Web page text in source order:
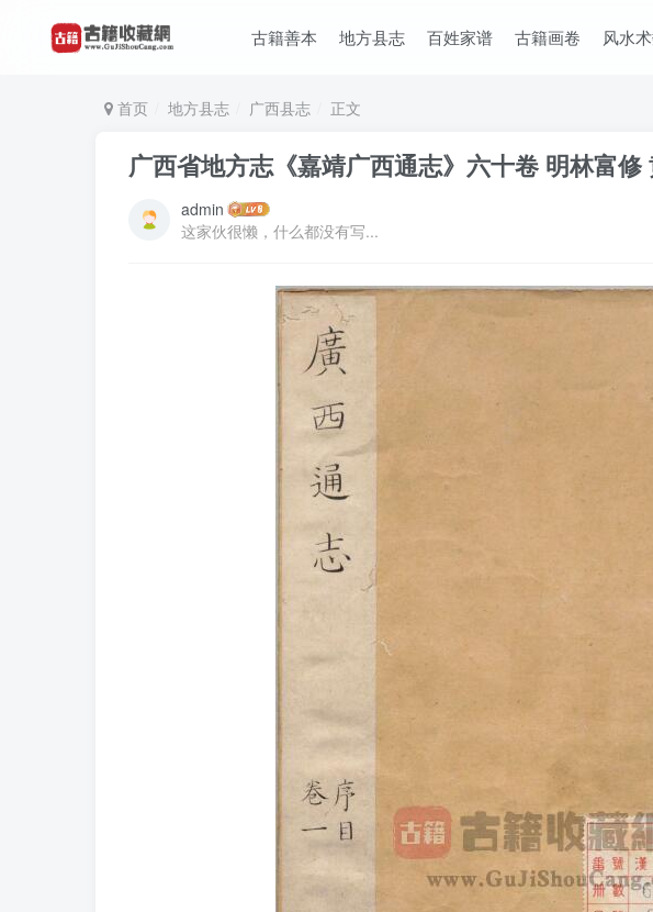
古籍善本 地方县志 百姓家谱 古籍画卷 风水
首页 地方县志 广西县志 正文
广西省地方志《嘉靖广西通志》六十卷 明林富
admin
这家伙很懒，什么都没有写...